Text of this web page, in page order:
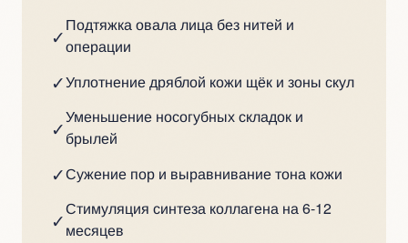
✓Подтяжка овала лица без нитей и
операции
✓Уплотнение дряблой кожи щёк и зоны скул
✓Уменьшение носогубных складок и
брылей
✓Сужение пор и выравнивание тона кожи
✓Стимуляция синтеза коллагена на 6-12
месяцев